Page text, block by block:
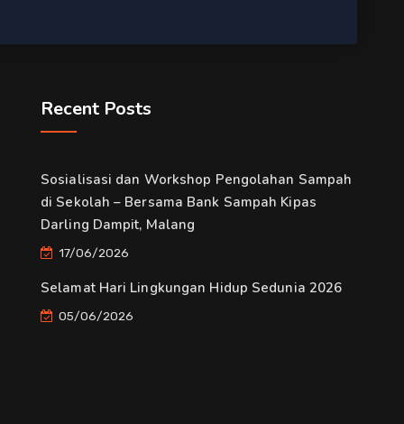
Recent Posts
Sosialisasi dan Workshop Pengolahan Sampah
di Sekolah – Bersama Bank Sampah Kipas
Darling Dampit, Malang
17/06/2026
Selamat Hari Lingkungan Hidup Sedunia 2026
05/06/2026